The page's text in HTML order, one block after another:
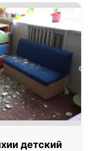
детский